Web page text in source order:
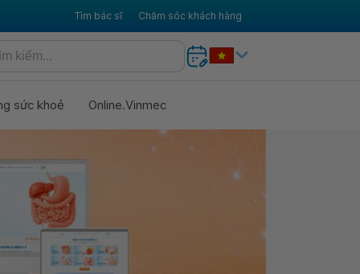
Tìm bác sĩ Chăm sóc khách hàng
sức khoẻ Online.Vinmec